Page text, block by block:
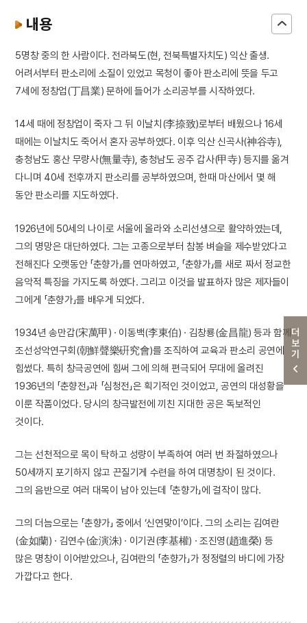
더보기
내용
5명창 중의 한 사람이다. 전라북도(현, 전북특별자치도) 익산 출생.
어려서부터 판소리에 소질이 있었고 목청이 좋아 판소리에 뜻을 두고
7세에 정창업(丁昌業) 문하에 들어가 소리공부를 시작하였다.
14세 때에 정창업이 죽자 그 뒤 이날치(李捺致)로부터 배웠으나 16세
때에는 이날치도 죽어서 혼자 공부하였다. 이후 익산 신곡사(神谷寺),
충청남도 홍산 무량사(無量寺), 충청남도 공주 갑사(甲寺) 등지를 옮겨
다니며 40세 전후까지 판소리를 공부하였으며, 한때 마산에서 몇 해
동안 판소리를 지도하였다.
1926년에 50세의 나이로 서울에 올라와 소리선생으로 활약하였는데,
그의 명망은 대단하였다. 그는 고종으로부터 참봉 벼슬을 제수받았다고
전해진다 오랫동안 「춘향가」를 연마하였고, 「춘향가」를 새로 짜서 정교한
음악적 특징을 가지도록 하였다. 그리고 이것을 발표하자 많은 제자들이
그에게 「춘향가」를 배우게 되었다.
1934년 송만갑(宋萬甲) · 이동백(李東伯) · 김창룡(金昌龍) 등과 함께
조선성악연구회(朝鮮聲樂硏究會)를 조직하여 교육과 판소리 공연에
힘썼다. 특히 창극공연에 힘써 그에 의해 편극되어 무대에 올려진
1936년의 「춘향전」과 「심청전」은 획기적인 것이었고, 공연의 대성황을
이룬 작품이었다. 당시의 창극발전에 끼친 지대한 공은 독보적인
것이다.
그는 선천적으로 목이 탁하고 성량이 부족하여 여러 번 좌절하였으나
50세까지 포기하지 않고 끈질기게 수련을 하여 대명창이 된 것이다.
그의 음반으로 여러 대목이 남아 있는데 「춘향가」에 걸작이 많다.
그의 더늠으로는 「춘향가」 중에서 ‘신연맞이’이다. 그의 소리는 김여란
(金如蘭) · 김연수(金演洙) · 이기권(李基權) · 조진영(趙進榮) 등
많은 명창이 이어받았으나, 김여란의 「춘향가」가 정정렬의 바디에 가장
가깝다고 한다.